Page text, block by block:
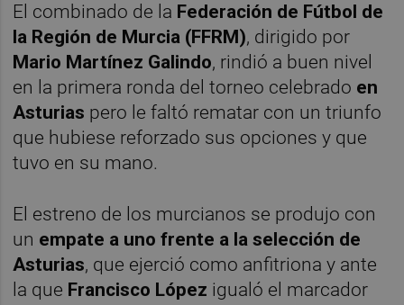
El combinado de la Federación de Fútbol de
la Región de Murcia (FFRM), dirigido por
Mario Martínez Galindo, rindió a buen nivel
en la primera ronda del torneo celebrado en
Asturias pero le faltó rematar con un triunfo
que hubiese reforzado sus opciones y que
tuvo en su mano.
El estreno de los murcianos se produjo con
un empate a uno frente a la selección de
Asturias, que ejerció como anfitriona y ante
la que Francisco López igualó el marcador